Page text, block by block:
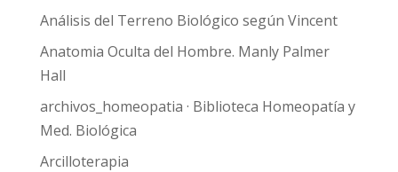
Análisis del Terreno Biológico según Vincent
Anatomia Oculta del Hombre. Manly Palmer
Hall
archivos_homeopatia · Biblioteca Homeopatía y
Med. Biológica
Arcilloterapia